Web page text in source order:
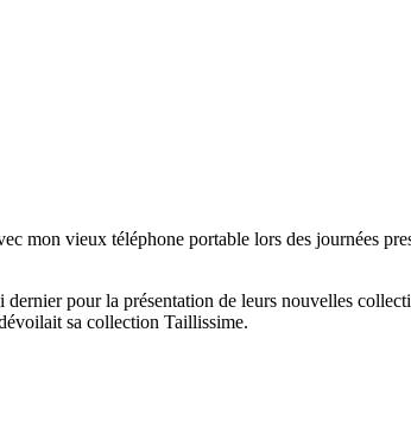
mon vieux téléphone portable lors des journées
pour la présentation de leurs nouvelles
sa collection Taillissime.